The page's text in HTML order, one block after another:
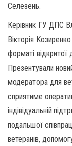
Селезень.
Керівник ГУ ДПС
Вікторія
форматі відкритої
Презентували
модератора для
сприятиме
індівідуальній
подальшої
ветеранів,